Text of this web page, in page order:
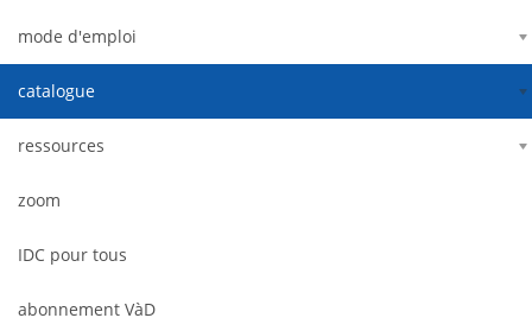
mode d'emploi
catalogue
ressources
zoom
IDC pour tous
abonnement VàD